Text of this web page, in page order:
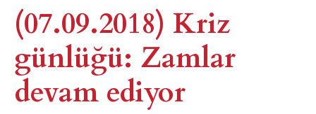
(07.09.2018) Kriz
günlüğü: Zamlar
devam ediyor